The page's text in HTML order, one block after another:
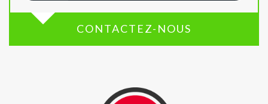
CONTACTEZ-NOUS